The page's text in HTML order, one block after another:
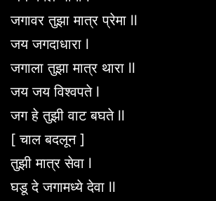
जगावर तुझा मात्र प्रेमा ll
जय जगदाधारा l
जगाला तुझा मात्र थारा ll
जय जय विश्वपते l
जग हे तुझी वाट बघते ll
[ चाल बदलून ]
तुझी मात्र सेवा l
घडू दे जगामध्ये देवा ll